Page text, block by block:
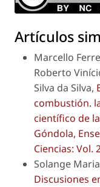
Artículos
Marcello
Roberto
Silva da Silva,
combustión.
científico de
Góndola,
Ciencias: Vol.
Solange
Discusiones